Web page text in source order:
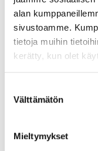
alan
sivustoamme.
tietoja muihin
kerätty, kun olet
valinta
Välttämätön
Mieltymykset